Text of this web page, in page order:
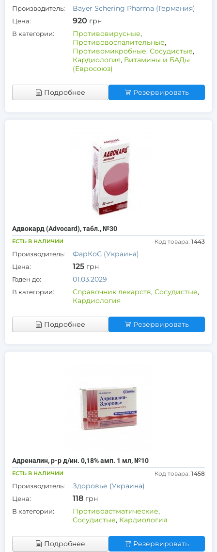
Производитель: Bayer Schering Pharma (Германия)
Цена: 920 грн
В категории: Противовирусные,
Противовоспалительные,
Противомикробные, Сосудистые,
Кардиология, Витамины и БАДы
(Евросоюз)
Подробнее Резервировать
Адвокард (Advocard), табл., №30
ЕСТЬ В НАЛИЧИИ Код товара: 1443
Производитель: ФарКоС (Украина)
Цена: 125 грн
Годен до: 01.03.2029
В категории: Справочник лекарств, Сосудистые,
Кардиология
Подробнее Резервировать
Адреналин, р-р д/ин. 0,18% амп. 1 мл, №10
ЕСТЬ В НАЛИЧИИ Код товара: 1458
Производитель: Здоровье (Украина)
Цена: 118 грн
В категории: Противоастматические,
Сосудистые, Кардиология
Подробнее Резервировать